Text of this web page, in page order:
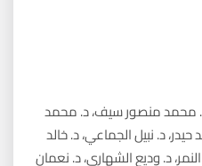
محمد منصور سيف، د. محمد
د. نبيل الجماعي، د. خالد
د. وديع الشهاري، د. نعمان